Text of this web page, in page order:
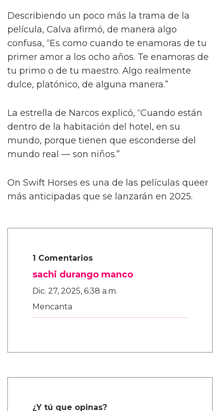
Describiendo un poco más la trama de la
película, Calva afirmó, de manera algo
confusa, “Es como cuando te enamoras de tu
primer amor a los ocho años. Te enamoras de
tu primo o de tu maestro. Algo realmente
dulce, platónico, de alguna manera.”
La estrella de Narcos explicó, “Cuando están
dentro de la habitación del hotel, en su
mundo, porque tienen que esconderse del
mundo real — son niños.”
On Swift Horses es una de las películas queer
más anticipadas que se lanzarán en 2025.
1 Comentarios
sachi durango manco
Dic. 27, 2025, 6:38 a.m.
Mencanta
¿Y tú que opinas?